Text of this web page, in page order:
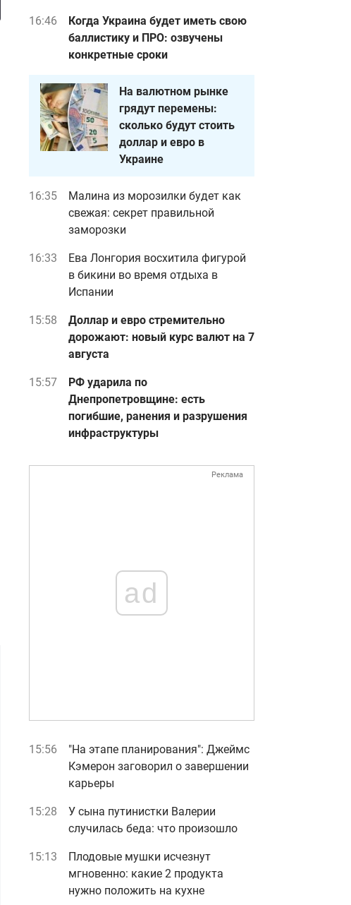
16:46
Когда Украина будет иметь свою
баллистику и ПРО: озвучены
конкретные сроки
На валютном рынке
грядут перемены:
сколько будут стоить
доллар и евро в
Украине
16:35
Малина из морозилки будет как
свежая: секрет правильной
заморозки
16:33
Ева Лонгория восхитила фигурой
в бикини во время отдыха в
Испании
15:58
Доллар и евро стремительно
дорожают: новый курс валют на 7
августа
15:57
РФ ударила по
Днепропетровщине: есть
погибшие, ранения и разрушения
инфраструктуры
Реклама
ad
15:56
"На этапе планирования": Джеймс
Кэмерон заговорил о завершении
карьеры
15:28
У сына путинистки Валерии
случилась беда: что произошло
15:13
Плодовые мушки исчезнут
мгновенно: какие 2 продукта
нужно положить на кухне